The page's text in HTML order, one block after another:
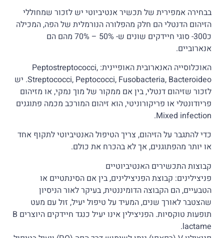
בבחירה אמפירית של תכשיר אנטיביוטי יש לזכור שמחוללי
הזיהום הדנטלי הם חלק מהפלורה הנורמלית של הפה, המכילה
כ300- סוגי חיידקים שונים ש- 50% – 70% מהם הם
אנארוביים.
האוכלוסייה האנארובית האופיינית: Peptostreptococci,
Streptococci, Peptococci, Fusobacteria, Bacteroideo. יש
לזכור שזיהום דנטלי, בין אם ממקור של מוך נמקי, או מזיהום
פריודונטלי או פריקורוניטי, הוא זיהום המורכב מכמה פתוגנים
Mixed infection.
כדי להתגבר על הזיהום, צריך הטיפול האנטיביוטי לתקוף אחד
או יותר מהפתוגנים, אך לא בהכרח את כולם.
קבוצות התכשירים האנטיביוטיים
פניצילינים: קבוצת הפניצילינים, בין אם הסינתטיים או
הטבעיים, הם הקבוצה הדומיננטית, בעיקר לאור הניסיון
שהצטבר לאורך שנים, המעיד על טיפול יעיל, זול עם מעט
תופעות טוקסיות. הפניצילין אינו יעיל כנגד חיידקים היוצרים B
lactame.